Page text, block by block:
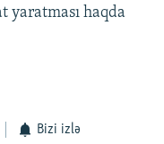
yaratması haqda
Bizi izlə